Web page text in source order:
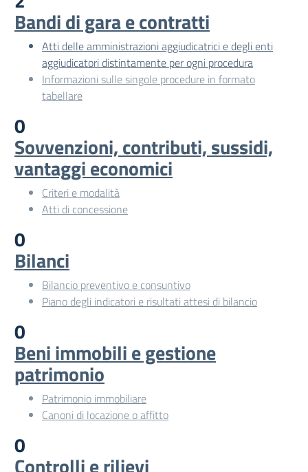
Bandi di gara e contratti
Atti delle amministrazioni aggiudicatrici e degli enti
aggiudicatori distintamente per ogni procedura
Informazioni sulle singole procedure in formato
tabellare
0
Sovvenzioni, contributi, sussidi,
vantaggi economici
Criteri e modalità
Atti di concessione
0
Bilanci
Bilancio preventivo e consuntivo
Piano degli indicatori e risultati attesi di bilancio
0
Beni immobili e gestione
patrimonio
Patrimonio immobiliare
Canoni di locazione o affitto
0